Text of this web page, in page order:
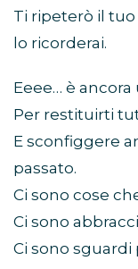
Ti ripeterò il
lo ricorderai.
Eeee… è
Per restituirti
E sconfiggere
passato.
Ci sono cose
Ci sono
Ci sono sguardi